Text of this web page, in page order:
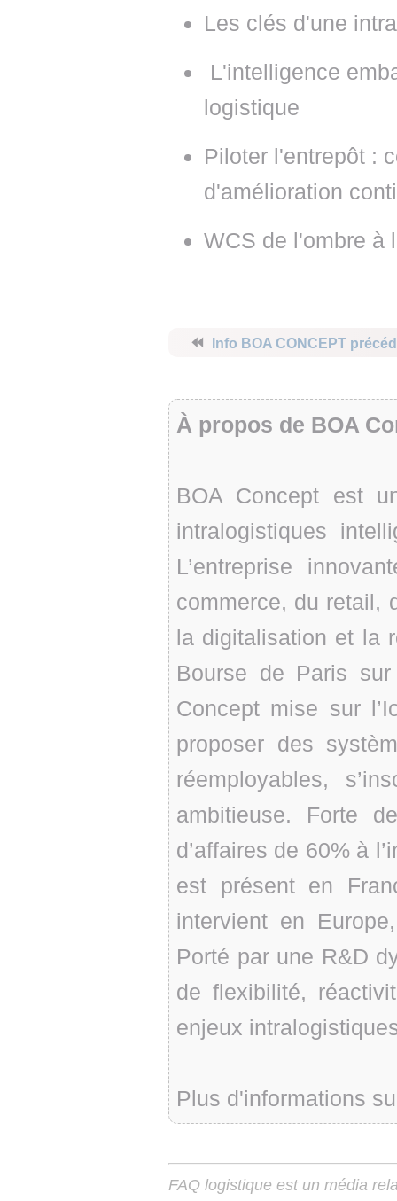
Les clés d'une
L'intelligence
logistique
Piloter l'entrepôt :
d'amélioration
WCS de l'ombre à
⏪ Info BOA CONCEPT
À propos de BOA
BOA Concept est
intralogistiques
L’entreprise
commerce, du retail,
la digitalisation et la
Bourse de Paris
Concept mise sur
proposer des
réemployables,
ambitieuse. Forte
d’affaires de 60% à
est présent en
intervient en
Porté par une R&D
de flexibilité,
enjeux
Plus d'informations
FAQ logistique est un média